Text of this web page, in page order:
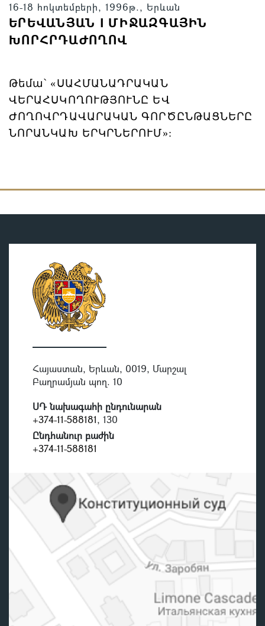
16-18 հոկտեմբերի, 1996թ., Երևան
ԵՐԵՎԱՆՅԱՆ I ՄԻՋԱԶԳԱՅԻՆ
ԽՈՐՀՐԴԱԺՈՂՈՎ
Թեմա՝ «ՍԱՀՄԱՆԱԴՐԱԿԱՆ
ՎԵՐԱՀՍԿՈՂՈՒԹՅՈՒՆԸ ԵՎ
ԺՈՂՈՎՐԴԱՎԱՐԱԿԱՆ ԳՈՐԾԸՆԹԱՑՆԵՐԸ
ՆՈՐԱՆԿԱԽ ԵՐԿՐՆԵՐՈՒՄ»:
Հայաստան, Երևան, 0019, Մարշալ
Բաղրամյան պող. 10
ՍԴ նախագահի ընդունարան
+374-11-588181, 130
Ընդհանուր բաժին
+374-11-588181